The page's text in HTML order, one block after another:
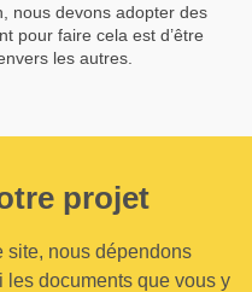
nous devons adopter des
pour faire cela est d’être
les autres.
projet
site, nous dépendons
les documents que vous y